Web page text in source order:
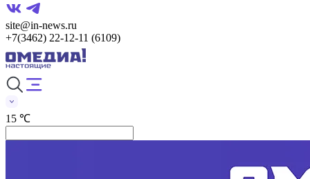
site@in-news.ru
+7(3462) 22-12-11 (6109)
15 ℃